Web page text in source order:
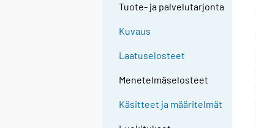
Tuote- ja palvelutarjonta
Kuvaus
Laatuselosteet
Menetelmäselosteet
Käsitteet ja määritelmät